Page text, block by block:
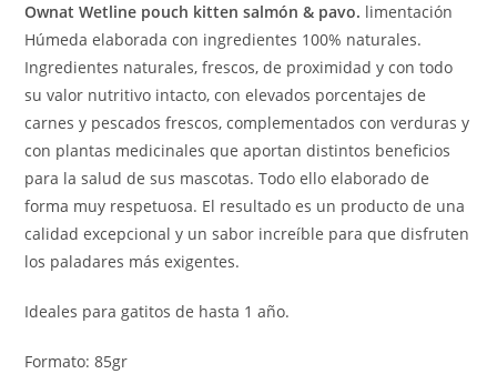
Ownat Wetline pouch kitten salmón & pavo. limentación
Húmeda elaborada con ingredientes 100% naturales.
Ingredientes naturales, frescos, de proximidad y con todo
su valor nutritivo intacto, con elevados porcentajes de
carnes y pescados frescos, complementados con verduras y
con plantas medicinales que aportan distintos beneficios
para la salud de sus mascotas. Todo ello elaborado de
forma muy respetuosa. El resultado es un producto de una
calidad excepcional y un sabor increíble para que disfruten
los paladares más exigentes.
Ideales para gatitos de hasta 1 año.
Formato: 85gr